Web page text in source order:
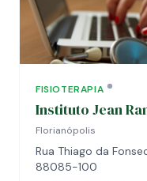
FISIOTERAPIA
Instituto Jean
Florianópolis
Rua Thiago da
88085-100